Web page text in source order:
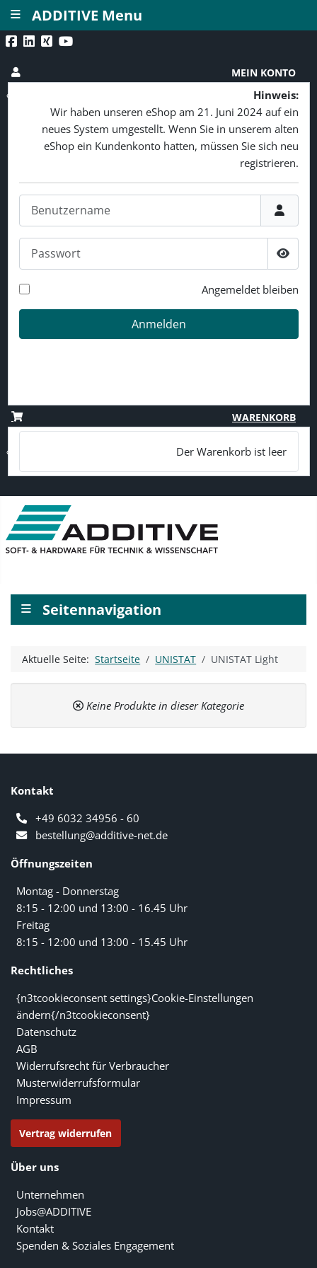
MEIN KONTO
Hinweis:
Wir haben unseren eShop am 21. Juni 2024 auf ein
neues System umgestellt. Wenn Sie in unserem alten
eShop ein Kundenkonto hatten, müssen Sie sich neu
registrieren.
Angemeldet bleiben
Anmelden
WARENKORB
Der Warenkorb ist leer
Seitennavigation
≡
Aktuelle Seite:Startseite UNISTAT UNISTAT Light
Keine Produkte in dieser Kategorie
Kontakt
+49 6032 34956 - 60
bestellung@additive-net.de
Öffnungszeiten
Montag - Donnerstag
8:15 - 12:00 und 13:00 - 16.45 Uhr
Freitag
8:15 - 12:00 und 13:00 - 15.45 Uhr
Rechtliches
{n3tcookieconsent settings}Cookie-Einstellungen
ändern{/n3tcookieconsent}
Datenschutz
AGB
Widerrufsrecht für Verbraucher
Musterwiderrufsformular
Impressum
Vertrag widerrufen
Über uns
Unternehmen
Jobs@ADDITIVE
Kontakt
Spenden & Soziales Engagement
ADDITIVE Menu
≡